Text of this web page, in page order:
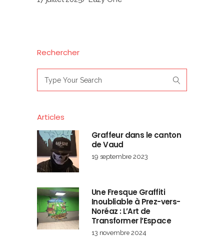
Rechercher
for:
Articles
Graffeur dans le canton
de Vaud
19 septembre 2023
Une Fresque Graffiti
Inoubliable à Prez-vers-
Noréaz : L’Art de
Transformer l’Espace
13 novembre 2024